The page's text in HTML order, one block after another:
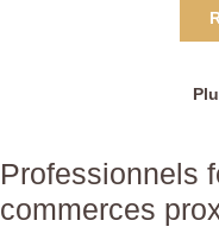
Professionnels
commerces